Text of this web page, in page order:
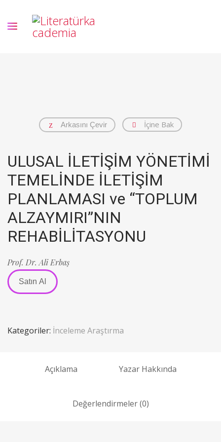
Arkasını Çevir İçine Bak
ULUSAL İLETİŞİM YÖNETİMİ
TEMELİNDE İLETİŞİM
PLANLAMASI ve “TOPLUM
ALZAYMIRI”NIN
REHABİLİTASYONU
Prof. Dr. Ali Erbaş
Satın Al
Kategoriler: İnceleme Araştırma
Açıklama Yazar Hakkında
Değerlendirmeler (0)